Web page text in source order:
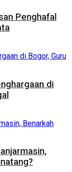
Penghafal
di